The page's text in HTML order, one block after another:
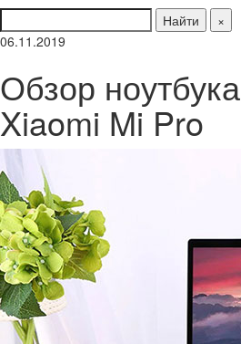
Найти
×
06.11.2019
Обзор ноутбука
Xiaomi Mi Pro